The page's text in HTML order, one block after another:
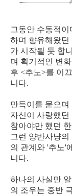
그동안 수동적
하며 향유해왔던
가 시작될 듯 합
며 획기적인 변
후 <추노>를 이
니다.
만득이를 묻으며
자신이 사랑했
참아야만 했던
그런 양반사냥
의 관계와 '추노'
니다.
하나의 사실만
의 조우는 중반